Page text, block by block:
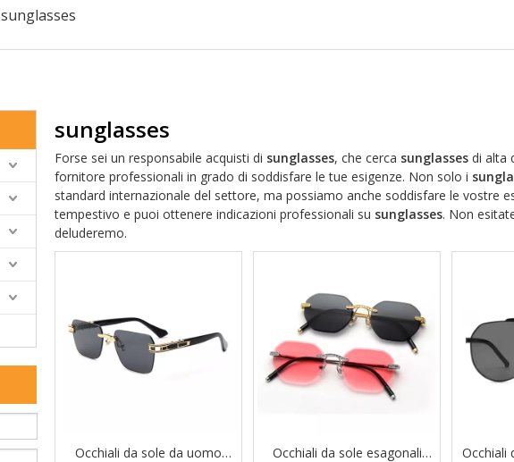
sunglasses
sunglasses
Forse sei un responsabile acquisti di sunglasses, che cerca sunglasses di alta
fornitore professionali in grado di soddisfare le tue esigenze. Non solo i
standard internazionale del settore, ma possiamo anche soddisfare le vostre
tempestivo e puoi ottenere indicazioni professionali su sunglasses. Non
deluderemo.
Occhiali da sole da uomo
Occhiali da sole esagonali
Occhiali